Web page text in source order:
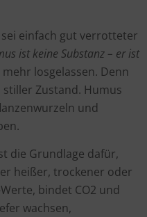
einfach gut verrotteter
ist keine Substanz – er ist
losgelassen. Denn
Zustand. Humus
und
die Grundlage dafür,
heißer, trockener oder
bindet CO2 und
wachsen,